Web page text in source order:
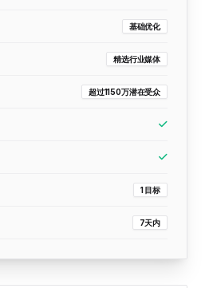
基础优化
精选行业媒体
超过1150万潜在受众
1 目标
7天内